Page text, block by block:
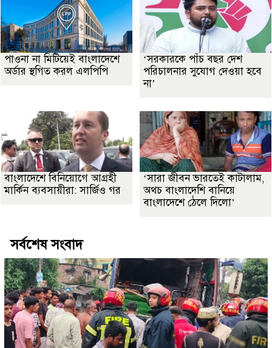
পাওনা না মিটিয়েই বাংলাদেশে
অর্ডার স্থগিত করল এলপিপি
‘সরকারকে পাঁচ বছর দেশ
পরিচালনার সুযোগ দেওয়া হবে
না’
বাংলাদেশে বিনিয়োগে আগ্রহী
মার্কিন ব্যবসায়ীরা: সার্জিও গর
‘সারা জীবন ভারতেই কাটালাম,
অথচ বাংলাদেশি বানিয়ে
বাংলাদেশে ঠেলে দিলো’
সর্বশেষ সংবাদ